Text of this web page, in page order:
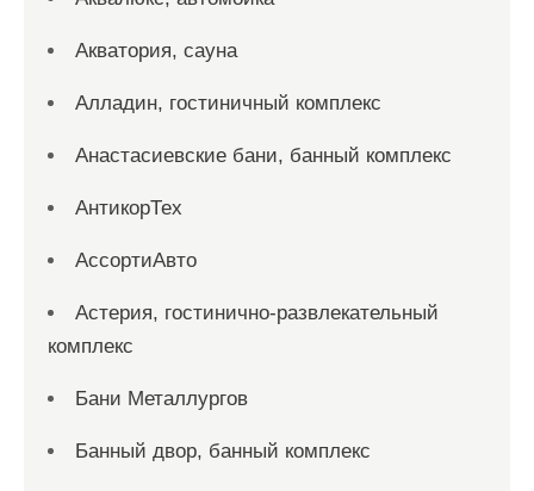
Акватория, сауна
Алладин, гостиничный комплекс
Анастасиевские бани, банный комплекс
АнтикорТех
АссортиАвто
Астерия, гостинично-развлекательный
комплекс
Бани Металлургов
Банный двор, банный комплекс